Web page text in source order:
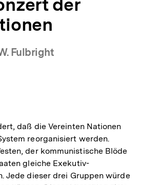
der
Fulbright
daß die Vereinten Nationen
reorganisiert werden.
der kommunistische Blöde
gleiche Exekutiv-
Jede dieser drei Gruppen würde